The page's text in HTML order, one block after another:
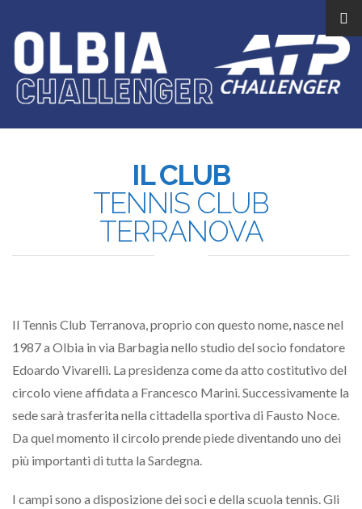
IL CLUB
TENNIS CLUB
TERRANOVA
Il Tennis Club Terranova, proprio con questo nome, nasce nel
1987 a Olbia in via Barbagia nello studio del socio fondatore
Edoardo Vivarelli. La presidenza come da atto costitutivo del
circolo viene affidata a Francesco Marini. Successivamente la
sede sarà trasferita nella cittadella sportiva di Fausto Noce.
Da quel momento il circolo prende piede diventando uno dei
più importanti di tutta la Sardegna.
I campi sono a disposizione dei soci e della scuola tennis. Gli